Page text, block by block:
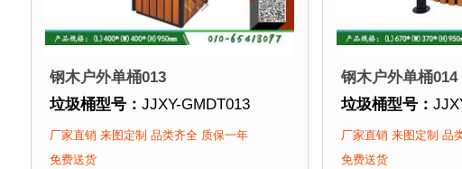
钢木户外单桶013
垃圾桶型号： JJXY-GMDT013
垃圾桶规格：长400mm 宽400mm 高950mm
垃圾桶材质：
厂家直销 来图定制 品类齐全 质保一年
免费送货
钢木户外单桶014
垃圾桶型号：
垃圾桶规格：长
垃圾桶材质：
厂家直销 来图定制 品
免费送货